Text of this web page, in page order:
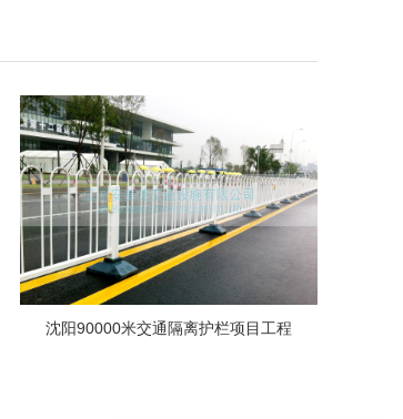
沈阳90000米交通隔离护栏项目工程